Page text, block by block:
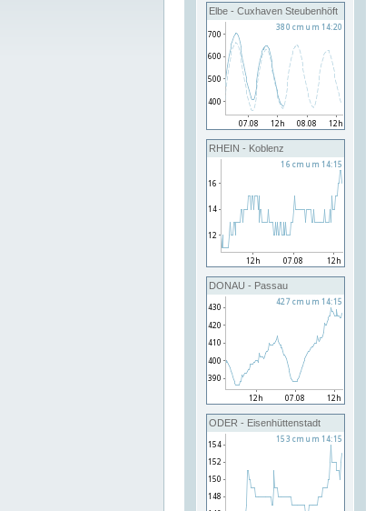
Elbe - Cuxhaven Steubenhöft
RHEIN - Koblenz
DONAU - Passau
ODER - Eisenhüttenstadt